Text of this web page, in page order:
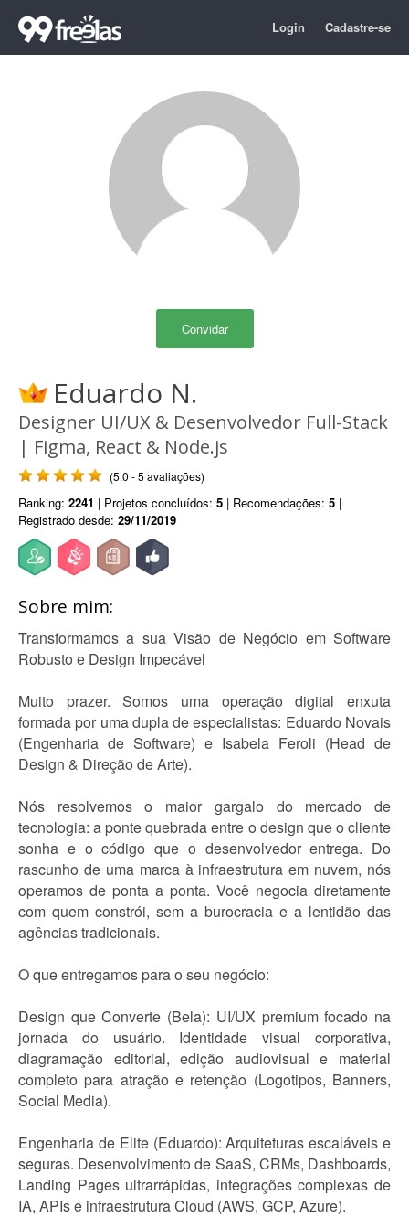
Login Cadastre-se
Convidar
Eduardo N.
Designer UI/UX & Desenvolvedor Full-Stack
| Figma, React & Node.js
(5.0 - 5 avaliações)
Ranking: 2241 | Projetos concluídos: 5 | Recomendações: 5 |
Registrado desde: 29/11/2019
Sobre mim:
Transformamos a sua Visão de Negócio em Software
Robusto e Design Impecável
Muito prazer. Somos uma operação digital enxuta
formada por uma dupla de especialistas: Eduardo Novais
(Engenharia de Software) e Isabela Feroli (Head de
Design & Direção de Arte).
Nós resolvemos o maior gargalo do mercado de
tecnologia: a ponte quebrada entre o design que o cliente
sonha e o código que o desenvolvedor entrega. Do
rascunho de uma marca à infraestrutura em nuvem, nós
operamos de ponta a ponta. Você negocia diretamente
com quem constrói, sem a burocracia e a lentidão das
agências tradicionais.
O que entregamos para o seu negócio:
Design que Converte (Bela): UI/UX premium focado na
jornada do usuário. Identidade visual corporativa,
diagramação editorial, edição audiovisual e material
completo para atração e retenção (Logotipos, Banners,
Social Media).
Engenharia de Elite (Eduardo): Arquiteturas escaláveis e
seguras. Desenvolvimento de SaaS, CRMs, Dashboards,
Landing Pages ultrarrápidas, integrações complexas de
IA, APIs e infraestrutura Cloud (AWS, GCP, Azure).